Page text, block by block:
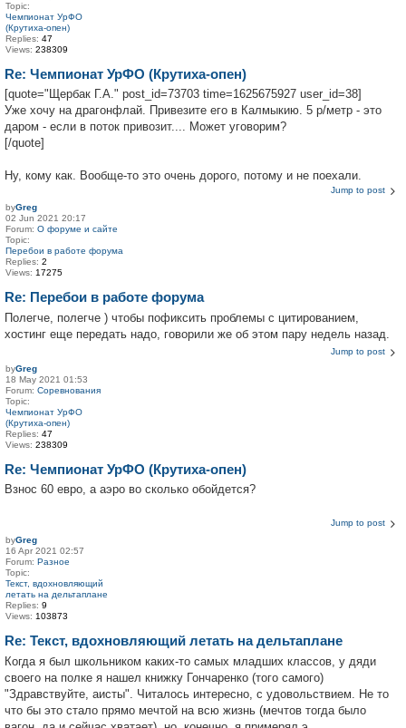
Topic:
Чемпионат УрФО
(Крутиха-опен)
Replies: 47
Views: 238309
Re: Чемпионат УрФО (Крутиха-опен)
[quote="Щербак Г.А." post_id=73703 time=1625675927 user_id=38]
Уже хочу на драгонфлай. Привезите его в Калмыкию. 5 р/метр - это
даром - если в поток привозит.... Может уговорим?
[/quote]
Ну, кому как. Вообще-то это очень дорого, потому и не поехали.
Jump to post
byGreg
02 Jun 2021 20:17
Forum: О форуме и сайте
Topic:
Перебои в работе форума
Replies: 2
Views: 17275
Re: Перебои в работе форума
Полегче, полегче ) чтобы пофиксить проблемы с цитированием,
хостинг еще передать надо, говорили же об этом пару недель назад.
Jump to post
byGreg
18 May 2021 01:53
Forum: Соревнования
Topic:
Чемпионат УрФО
(Крутиха-опен)
Replies: 47
Views: 238309
Re: Чемпионат УрФО (Крутиха-опен)
Взнос 60 евро, а аэро во сколько обойдется?
Jump to post
byGreg
16 Apr 2021 02:57
Forum: Разное
Topic:
Текст, вдохновляющий
летать на дельтаплане
Replies: 9
Views: 103873
Re: Текст, вдохновляющий летать на дельтаплане
Когда я был школьником каких-то самых младших классов, у дяди
своего на полке я нашел книжку Гончаренко (того самого)
"Здравствуйте, аисты". Читалось интересно, с удовольствием. Не то
что бы это стало прямо мечтой на всю жизнь (мечтов тогда было